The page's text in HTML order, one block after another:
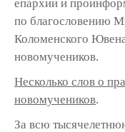
епархии и
по благословению
Коломенского
новомучеников.
Несколько слов о
новомучеников.
За всю